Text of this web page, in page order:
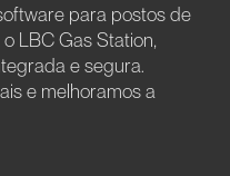
para postos de
LBC Gas Station,
e segura.
e melhoramos a